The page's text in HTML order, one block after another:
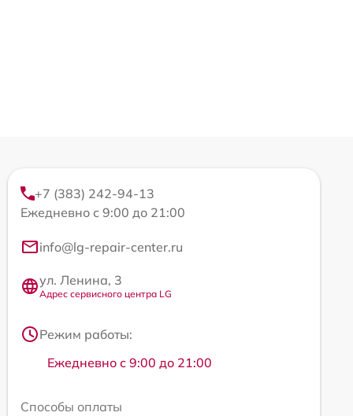
+7 (383) 242-94-13
Ежедневно с 9:00 до 21:00
info@lg-repair-center.ru
ул. Ленина, 3
Адрес сервисного центра LG
Режим работы:
Ежедневно с 9:00 до 21:00
Способы оплаты